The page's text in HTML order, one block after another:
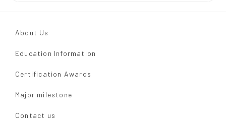
About Us
Education Information
Certification Awards
Major milestone
Contact us